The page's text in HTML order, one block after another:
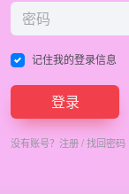
记住我的登录信息
登录
没有账号？ 注册/找回密码